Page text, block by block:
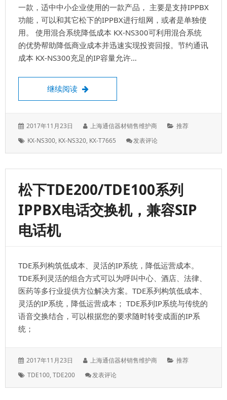
一款，适中中小企业使用的一款产品， 主要是支持IPPBX
功能，可以和其它松下的IPPBX进行组网，或者是单独使
用。 使用混合系统降低成本 KX-NS300可利用混合系统
的优势帮助降低商业成本并迅速实现投资回报。节约通讯
成本 KX-NS300充足的IP容量允许…
继续阅读 松下KX-NS300CN电话交换机，支持
发
于：
2017年11月23日
作
上海通信器材销售维护商
分
推荐
标
KX-NS300, KX-NS320, KX-T7665 发表评论: 松
NS300CN
话
交
换
机，
能，
智
能
电
话
交
换
松下TDE200/TDE100系列
IPPBX电话交换机，兼容SIP
电话机
TDE系列构筑低成本、灵活的IP系统，降低运营成本。
TDE系列灵活的组合方式可以为呼叫中心、酒店、法律、
医药等多行业提供方位解决方案。TDE系列构筑低成本、
灵活的IP系统，降低运营成本； TDE系列IP系统与传统的
语音交换结合，可以根据您的要求随时转变成面的IP系
统；
发
于：
2017年11月23日
作
上海通信器材销售维护商
分
推荐
标
TDE100,TDE200 发表评论: 松